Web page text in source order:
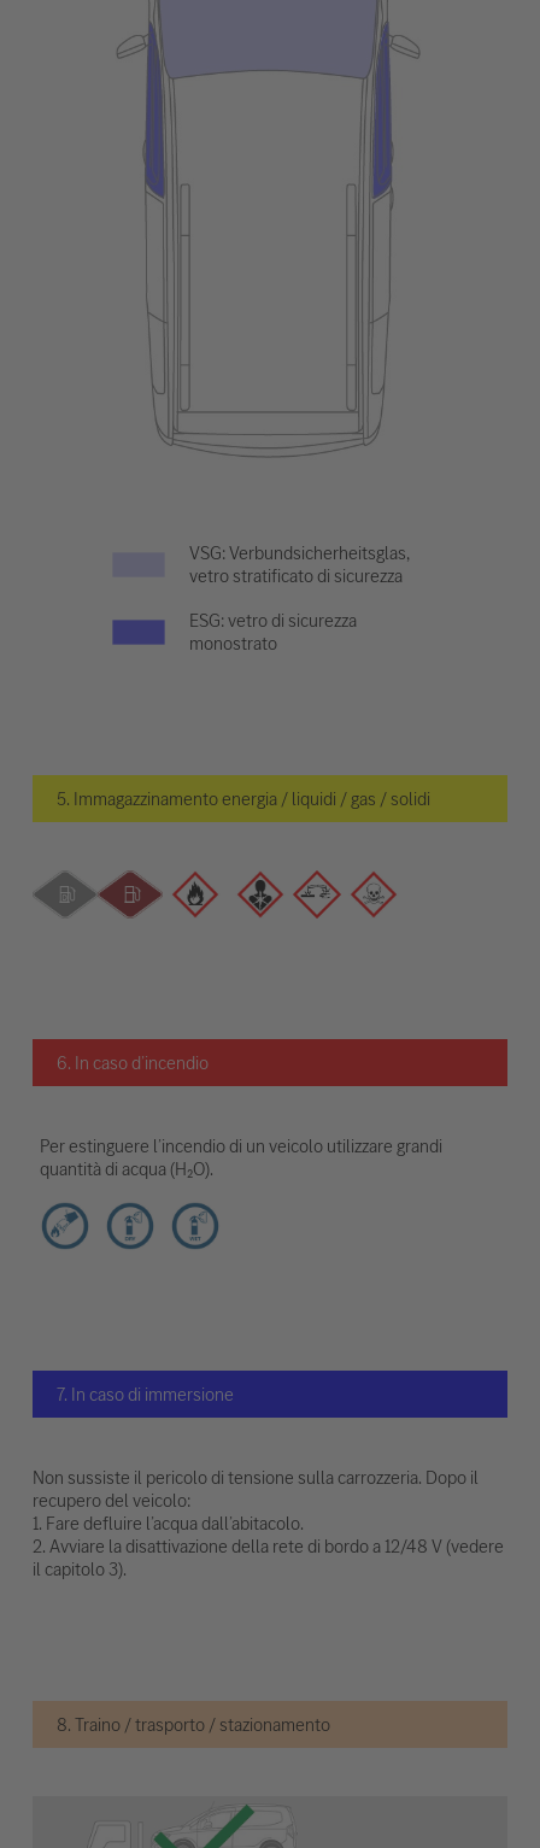
VSG: Verbundsicherheitsglas,
vetro stratificato di sicurezza
ESG: vetro di sicurezza
monostrato
5. Immagazzinamento energia / liquidi / gas / solidi
6. In caso d’incendio
Per estinguere l’incendio di un veicolo utilizzare grandi
quantità di acqua (H₂O).
7. In caso di immersione
Non sussiste il pericolo di tensione sulla carrozzeria. Dopo il
recupero del veicolo:
1. Fare defluire l’acqua dall’abitacolo.
2. Avviare la disattivazione della rete di bordo a 12/48 V (vedere
il capitolo 3).
8. Traino / trasporto / stazionamento